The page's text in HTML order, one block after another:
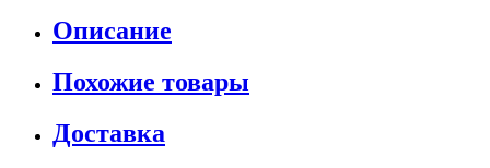
Описание
Похожие товары
Доставка